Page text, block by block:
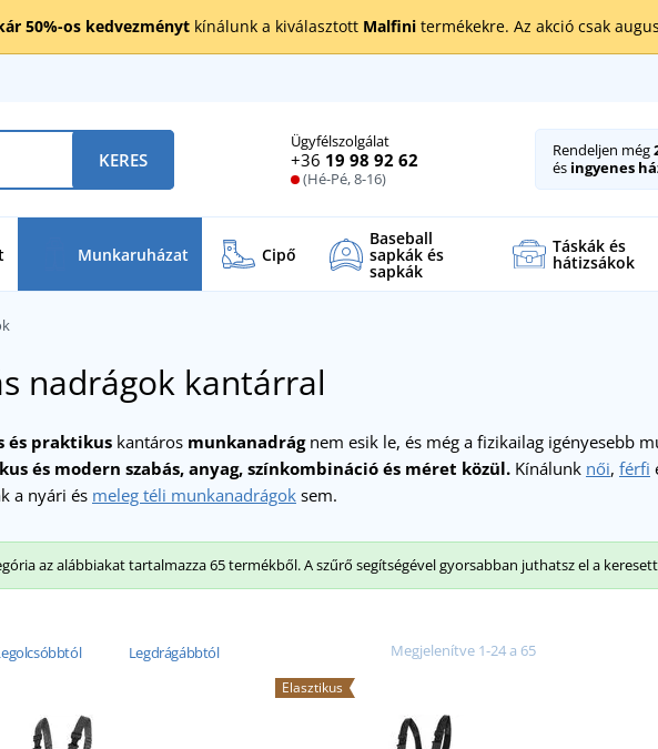
50%-os kedvezményt kínálunk a kiválasztott Malfini termékekre. Az akció csak
Ügyfélszolgálat
+36 19 98 92 62
(Hé-Pé, 8-16)
KERES Rendeljen még
és ingyenes
Munkaruházat Cipő
Baseball
sapkák és
sapkák
Táskák és
hátizsákok
nadrágok kantárral
és praktikus kantáros munkanadrágnem esik le, és még a fizikailag igényesebb
és modern szabás, anyag, színkombináció és méret közül. Kínálunk női, férfi
a nyári és meleg téli munkanadrágok sem.
az alábbiakat tartalmazza 65 termékből. A szűrő segítségével gyorsabban juthatsz el a
Legdrágábbtól Megjelenítve 1-24 a 65
Elasztikus